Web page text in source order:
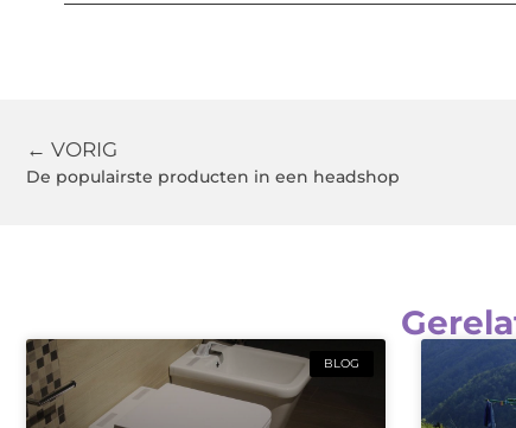
← VORIG
De populairste producten in een headshop
BLOG